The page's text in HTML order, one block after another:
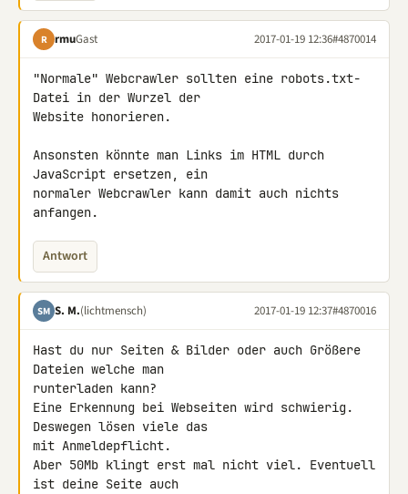
R rmuGast 2017-01-19 12:36#4870014
"Normale" Webcrawler sollten eine robots.txt-
Datei in der Wurzel der
Website honorieren.
Ansonsten könnte man Links im HTML durch
JavaScript ersetzen, ein
normaler Webcrawler kann damit auch nichts
anfangen.
Antwort
SM S. M.(lichtmensch) 2017-01-19 12:37#4870016
Hast du nur Seiten & Bilder oder auch Größere
Dateien welche man
runterladen kann?
Eine Erkennung bei Webseiten wird schwierig.
Deswegen lösen viele das
mit Anmeldepflicht.
Aber 50Mb klingt erst mal nicht viel. Eventuell
ist deine Seite auch